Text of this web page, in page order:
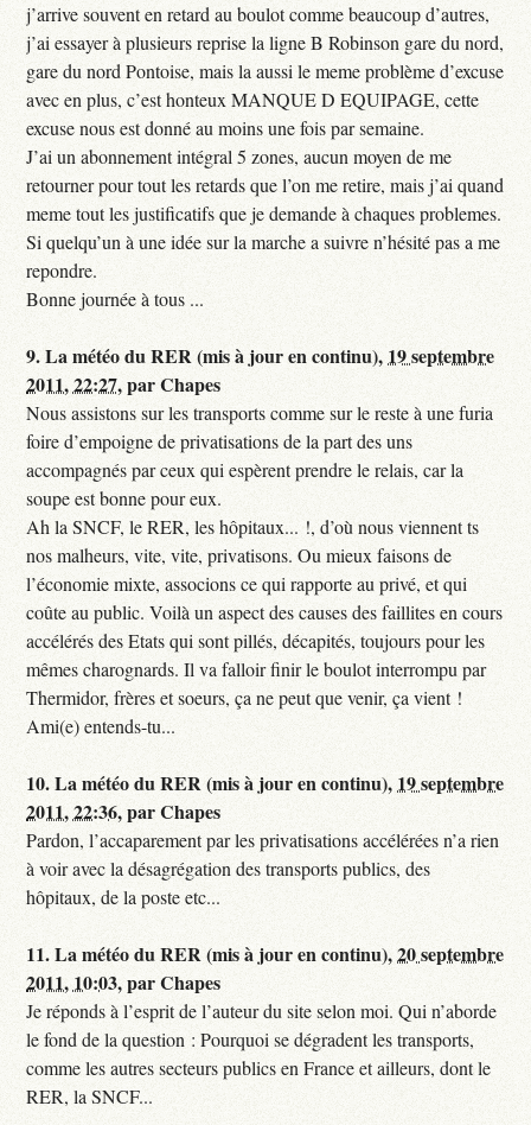
j’arrive souvent en retard au boulot comme beaucoup d’autres,
j’ai essayer à plusieurs reprise la ligne B Robinson gare du nord,
gare du nord Pontoise, mais la aussi le meme problème d’excuse
avec en plus, c’est honteux MANQUE D EQUIPAGE, cette
excuse nous est donné au moins une fois par semaine.
J’ai un abonnement intégral 5 zones, aucun moyen de me
retourner pour tout les retards que l’on me retire, mais j’ai quand
meme tout les justificatifs que je demande à chaques problemes.
Si quelqu’un à une idée sur la marche a suivre n’hésité pas a me
repondre.
Bonne journée à tous ...
9.La météo du RER (mis à jour en continu), 19 septembre
2011, 22:27,parChapes
Nous assistons sur les transports comme sur le reste à une furia
foire d’empoigne de privatisations de la part des uns
accompagnés par ceux qui espèrent prendre le relais, car la
soupe est bonne pour eux.
Ah la SNCF, le RER, les hôpitaux... !, d’où nous viennent ts
nos malheurs, vite, vite, privatisons. Ou mieux faisons de
l’économie mixte, associons ce qui rapporte au privé, et qui
coûte au public. Voilà un aspect des causes des faillites en cours
accélérés des Etats qui sont pillés, décapités, toujours pour les
mêmes charognards. Il va falloir finir le boulot interrompu par
Thermidor, frères et soeurs, ça ne peut que venir, ça vient !
Ami(e) entends-tu...
10.La météo du RER (mis à jour en continu), 19 septembre
2011, 22:36,parChapes
Pardon, l’accaparement par les privatisations accélérées n’a rien
à voir avec la désagrégation des transports publics, des
hôpitaux, de la poste etc...
11.La météo du RER (mis à jour en continu),20 septembre
2011, 10:03,parChapes
Je réponds à l’esprit de l’auteur du site selon moi. Qui n’aborde
le fond de la question : Pourquoi se dégradent les transports,
comme les autres secteurs publics en France et ailleurs, dont le
RER, la SNCF...